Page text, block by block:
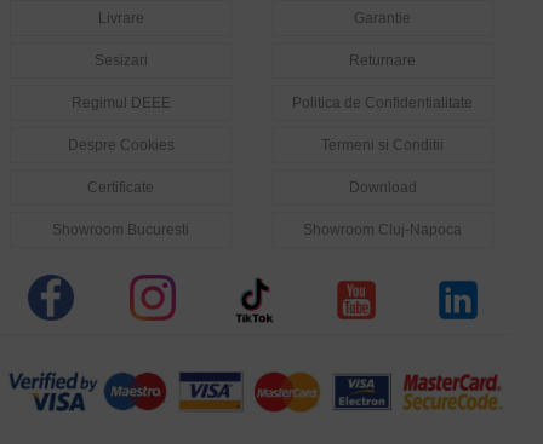
Livrare Garantie
Sesizari Returnare
Regimul DEEE Politica de Confidentialitate
Despre Cookies Termeni si Conditii
Certificate Download
Showroom Bucuresti Showroom Cluj-Napoca